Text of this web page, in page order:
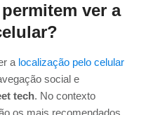
ver a
a localização pelo celular
social e
tech. No contexto
os mais recomendados